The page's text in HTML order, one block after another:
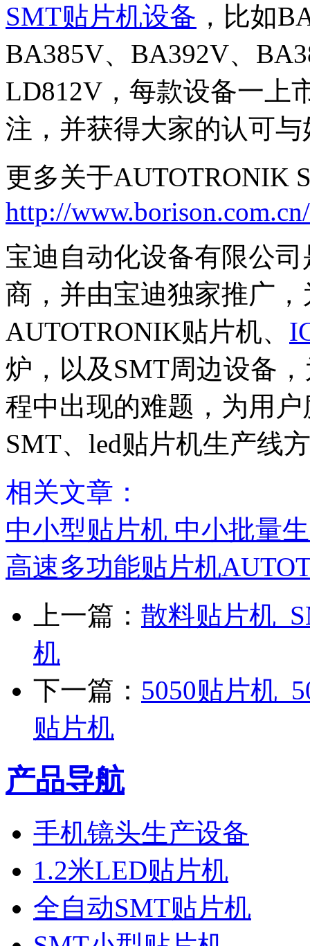
SMT贴片机设备 ，比如
BA385V、BA392V、
LD812V，每款设备一上
注，并获得大家的认可与
更多关于AUTOTRONIK
http://
宝迪自动化设备有限公
商，并由宝迪独家推广
AUTOTRONIK贴片机、
炉，以及SMT周边设备
程中出现的难题，为用
SMT、led贴片机生产线
相关文章：
中小型贴片机 中小批量
高速多功能贴片机
上一篇： 散料贴片机
机
下一篇： 5050贴片机
贴片机
产品导航
手机镜头生产设备
1.2米LED贴片机
全自动SMT贴片机